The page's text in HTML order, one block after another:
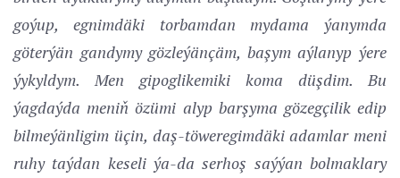
goýup, egnimdäki torbamdan mydama ýanymda
göterýän gandymy gözleýänçäm, başym aýlanyp ýere
ýykyldym. Men gipoglikemiki koma düşdim. Bu
ýagdaýda meniň özümi alyp barşyma gözegçilik edip
bilmeýänligim üçin, daş-töweregimdäki adamlar meni
ruhy taýdan keseli ýa-da serhoş saýýan bolmaklary